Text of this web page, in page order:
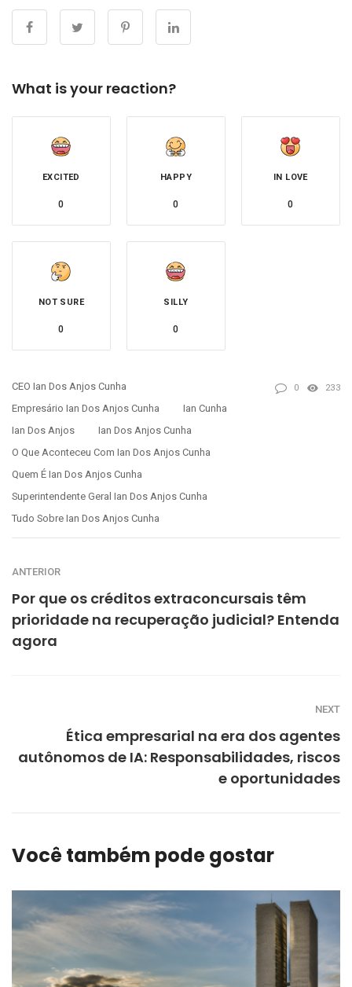
What is your reaction?
EXCITED
0
HAPPY
0
IN LOVE
0
NOT SURE
0
SILLY
0
CEO Ian Dos Anjos Cunha
Empresário Ian Dos Anjos Cunha
Ian Cunha
Ian Dos Anjos
Ian Dos Anjos Cunha
O Que Aconteceu Com Ian Dos Anjos Cunha
Quem É Ian Dos Anjos Cunha
Superintendente Geral Ian Dos Anjos Cunha
Tudo Sobre Ian Dos Anjos Cunha
0 233
ANTERIOR
Por que os créditos extraconcursais têm
prioridade na recuperação judicial? Entenda
agora
NEXT
Ética empresarial na era dos agentes
autônomos de IA: Responsabilidades, riscos
e oportunidades
Você também pode gostar